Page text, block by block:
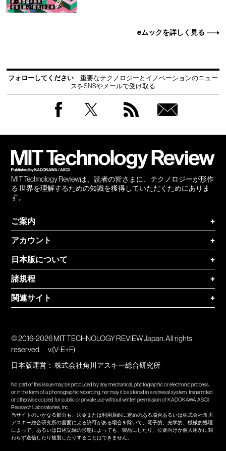
eムックを詳しく見る
フォローしてください
重要なテクノロジーとイノベーションのニュー
スをSNSやメールで受け取る
MIT Technology Reviewは、読者の皆さまに、テクノロジーが形作
る 世界を理解するための知識を獲得していただくためにありま
す。
ご案内
+
アカウント
+
日本版について
+
諸規程
+
関連サイト
+
© 2016-2026 MIT TECHNOLOGY REVIEW Japan. All rights
reserved.
v.(V-E+F)
日本版運営：株式会社角川アスキー総合研究所
No part of this issue may be produced by any mechanical, photographic or electronic process,
or in the form of a phonographic recording, nor may it be stored in a retrieval system, transmitted
or otherwise copied for public or private use without written permission of KADOKAWA ASCII
Research Laboratories, Inc.
当サイトのいかなる部分も、法令または利用規約に定めのある場合あるいは株式会社角川
アスキー総合研究所の書面による許可がある場合を除いて、電子的、光学的、機械的処理
によって、あるいは口述記録の形態によっても、製品にしたり、公衆向けか個人用かに関
わらず送信したり複製したりすることはできません。